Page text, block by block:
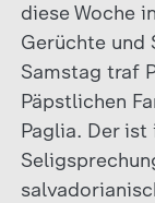
diese Woche
Gerüchte und
Samstag traf
Päpstlichen
Paglia. Der